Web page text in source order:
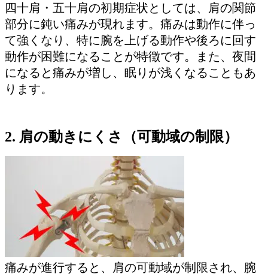
四十肩・五十肩の初期症状としては、肩の関節
部分に鈍い痛みが現れます。痛みは動作に伴っ
て強くなり、特に腕を上げる動作や後ろに回す
動作が困難になることが特徴です。また、夜間
になると痛みが増し、眠りが浅くなることもあ
ります。
2. 肩の動きにくさ（可動域の制限）
痛みが進行すると、肩の可動域が制限され、腕